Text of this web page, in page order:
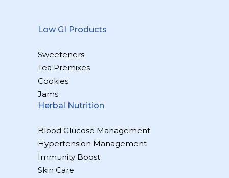
Low GI Products
Sweeteners
Tea Premixes
Cookies
Jams
Herbal Nutrition
Blood Glucose Management
Hypertension Management
Immunity Boost
Skin Care